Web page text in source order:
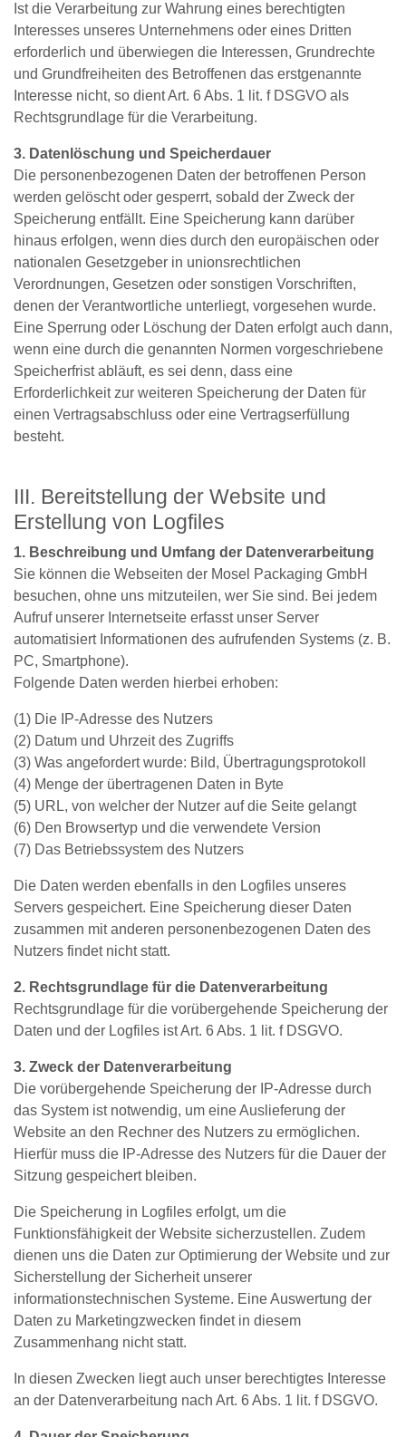
Ist die Verarbeitung zur Wahrung eines berechtigten
Interesses unseres Unternehmens oder eines Dritten
erforderlich und überwiegen die Interessen, Grundrechte
und Grundfreiheiten des Betroffenen das erstgenannte
Interesse nicht, so dient Art. 6 Abs. 1 lit. f DSGVO als
Rechtsgrundlage für die Verarbeitung.
3. Datenlöschung und Speicherdauer
Die personenbezogenen Daten der betroffenen Person
werden gelöscht oder gesperrt, sobald der Zweck der
Speicherung entfällt. Eine Speicherung kann darüber
hinaus erfolgen, wenn dies durch den europäischen oder
nationalen Gesetzgeber in unionsrechtlichen
Verordnungen, Gesetzen oder sonstigen Vorschriften,
denen der Verantwortliche unterliegt, vorgesehen wurde.
Eine Sperrung oder Löschung der Daten erfolgt auch dann,
wenn eine durch die genannten Normen vorgeschriebene
Speicherfrist abläuft, es sei denn, dass eine
Erforderlichkeit zur weiteren Speicherung der Daten für
einen Vertragsabschluss oder eine Vertragserfüllung
besteht.
III. Bereitstellung der Website und
Erstellung von Logfiles
1. Beschreibung und Umfang der Datenverarbeitung
Sie können die Webseiten der Mosel Packaging GmbH
besuchen, ohne uns mitzuteilen, wer Sie sind. Bei jedem
Aufruf unserer Internetseite erfasst unser Server
automatisiert Informationen des aufrufenden Systems (z. B.
PC, Smartphone).
Folgende Daten werden hierbei erhoben:
(1) Die IP‐Adresse des Nutzers
(2) Datum und Uhrzeit des Zugriffs
(3) Was angefordert wurde: Bild, Übertragungsprotokoll
(4) Menge der übertragenen Daten in Byte
(5) URL, von welcher der Nutzer auf die Seite gelangt
(6) Den Browsertyp und die verwendete Version
(7) Das Betriebssystem des Nutzers
Die Daten werden ebenfalls in den Logfiles unseres
Servers gespeichert. Eine Speicherung dieser Daten
zusammen mit anderen personenbezogenen Daten des
Nutzers findet nicht statt.
2. Rechtsgrundlage für die Datenverarbeitung
Rechtsgrundlage für die vorübergehende Speicherung der
Daten und der Logfiles ist Art. 6 Abs. 1 lit. f DSGVO.
3. Zweck der Datenverarbeitung
Die vorübergehende Speicherung der IP‐Adresse durch
das System ist notwendig, um eine Auslieferung der
Website an den Rechner des Nutzers zu ermöglichen.
Hierfür muss die IP-Adresse des Nutzers für die Dauer der
Sitzung gespeichert bleiben.
Die Speicherung in Logfiles erfolgt, um die
Funktionsfähigkeit der Website sicherzustellen. Zudem
dienen uns die Daten zur Optimierung der Website und zur
Sicherstellung der Sicherheit unserer
informationstechnischen Systeme. Eine Auswertung der
Daten zu Marketingzwecken findet in diesem
Zusammenhang nicht statt.
In diesen Zwecken liegt auch unser berechtigtes Interesse
an der Datenverarbeitung nach Art. 6 Abs. 1 lit. f DSGVO.